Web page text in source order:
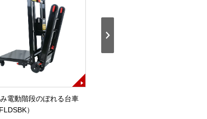
電動階段のぼれる台車
）